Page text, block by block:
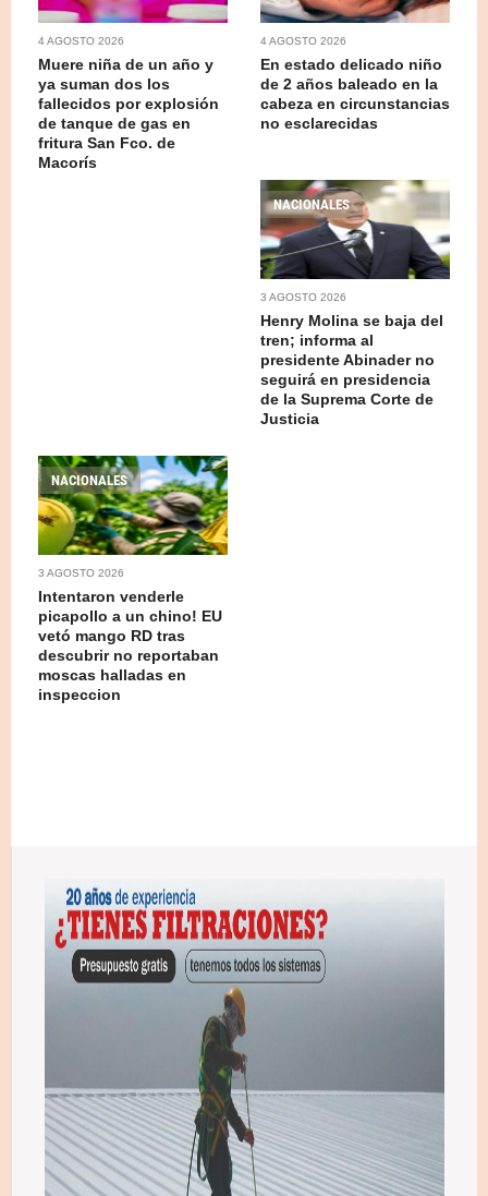
4 AGOSTO 2026
Muere niña de un año y
ya suman dos los
fallecidos por explosión
de tanque de gas en
fritura San Fco. de
Macorís
4 AGOSTO 2026
En estado delicado niño
de 2 años baleado en la
cabeza en circunstancias
no esclarecidas
NACIONALES
3 AGOSTO 2026
Henry Molina se baja del
tren; informa al
presidente Abinader no
seguirá en presidencia
de la Suprema Corte de
Justicia
NACIONALES
3 AGOSTO 2026
Intentaron venderle
picapollo a un chino! EU
vetó mango RD tras
descubrir no reportaban
moscas halladas en
inspeccion